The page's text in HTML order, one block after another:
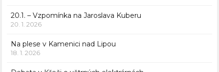
20.1. – Vzpomínka na Jaroslava Kuberu
20. 1. 2026
Na plese v Kamenici nad Lipou
18. 1. 2026